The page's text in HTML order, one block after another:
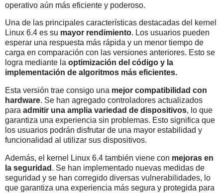
operativo aún más eficiente y poderoso.
Una de las principales características destacadas del kernel
Linux 6.4 es su mayor rendimiento. Los usuarios pueden
esperar una respuesta más rápida y un menor tiempo de
carga en comparación con las versiones anteriores. Esto se
logra mediante la optimización del código y la
implementación de algoritmos más eficientes.
Esta versión trae consigo una mejor compatibilidad con
hardware. Se han agregado controladores actualizados
para admitir una amplia variedad de dispositivos, lo que
garantiza una experiencia sin problemas. Esto significa que
los usuarios podrán disfrutar de una mayor estabilidad y
funcionalidad al utilizar sus dispositivos.
Además, el kernel Linux 6.4 también viene con mejoras en
la seguridad . Se han implementado nuevas medidas de
seguridad y se han corregido diversas vulnerabilidades, lo
que garantiza una experiencia más segura y protegida para